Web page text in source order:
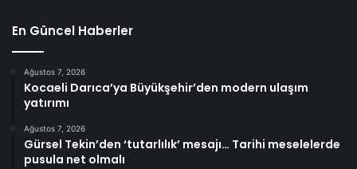
En Güncel Haberler
Ağustos 7, 2026
Kocaeli Darıca’ya Büyükşehir’den modern ulaşım
yatırımı
Ağustos 7, 2026
Gürsel Tekin’den ‘tutarlılık’ mesajı… Tarihi meselelerde
pusula net olmalı